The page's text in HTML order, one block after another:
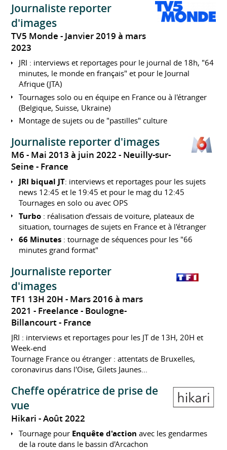
Journaliste reporter
d'images
TV5 Monde
Janvier 2019 à mars
2023
JRI : interviews et reportages pour le journal de 18h, "64
minutes, le monde en français" et pour le Journal
Afrique (JTA)
Tournages solo ou en équipe en France ou à l'étranger
(Belgique, Suisse, Ukraine)
Montage de sujets ou de "pastilles" culture
Journaliste reporter d'images
M6 Mai 2013 à juin 2022 Neuilly-sur-
Seine
France
JRI biqual JT: interviews et reportages pour les sujets
news 12:45 et le 19:45 et pour le mag du 12:45
Tournages en solo ou avec OPS
Turbo : réalisation d’essais de voiture, plateaux de
situation, tournages de sujets en France et à l'étranger
66 Minutes : tournage de séquences pour les "66
minutes grand format"
Journaliste reporter
d'images
TF1 13H 20H
Mars 2016 à mars
2021 Freelance
Boulogne-
Billancourt
France
JRI : interviews et reportages pour les JT de 13H, 20H et
Week-end
Tournage France ou étranger : attentats de Bruxelles,
coronavirus dans l'Oise, Gilets Jaunes...
Cheffe opératrice de prise de
vue
Hikari Août 2022
Tournage pour Enquête d'action avec les gendarmes
de la route dans le bassin d'Arcachon